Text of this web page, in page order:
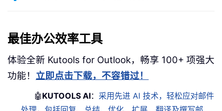
最佳办公效率工具
体验全新 Kutools for Outlook，畅享 100+ 项强大
功能！ 立即点击下载，不容错过！
🤖 KUTOOLS AI： 采用先进 AI 技术，轻松应对邮件